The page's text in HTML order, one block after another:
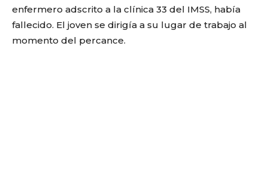
enfermero adscrito a la clínica 33 del IMSS, había
fallecido. El joven se dirigía a su lugar de trabajo al
momento del percance.